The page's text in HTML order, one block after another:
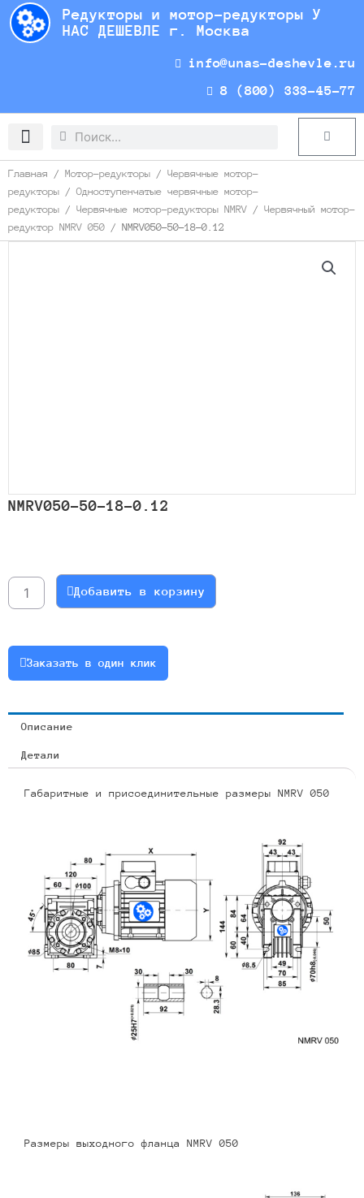
Перейти
содержимому
Редукторы и мотор-редукторы У
НАС ДЕШЕВЛЕ г. Москва
info@unas-deshevle.ru
8 (800) 333-45-77
Search
Search Cart
Главная / Мотор-редукторы / Червячные мотор-
редукторы / Одноступенчатые червячные мотор-
редукторы / Червячные мотор-редукторы NMRV / Червячный мотор-
редуктор NMRV 050 / NMRV050-50-18-0.12
NMRV050-50-18-0.12
NMRV050-
50-
Добавить в корзину
Заказать в один клик
Описание
Детали
Габаритные и присоединительные размеры NMRV 050
Размеры выходного фланца NMRV 050